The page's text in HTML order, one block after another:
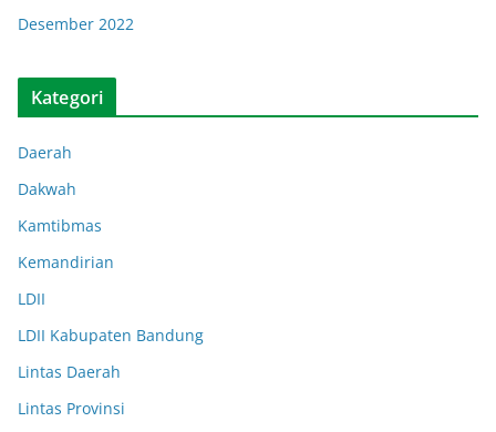
Desember 2022
Kategori
Daerah
Dakwah
Kamtibmas
Kemandirian
LDII
LDII Kabupaten Bandung
Lintas Daerah
Lintas Provinsi